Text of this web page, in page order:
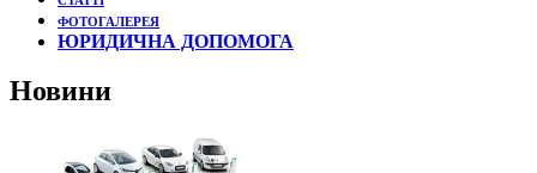
ФОТОГАЛЕРЕЯ
ЮРИДИЧНА ДОПОМОГА
Новини